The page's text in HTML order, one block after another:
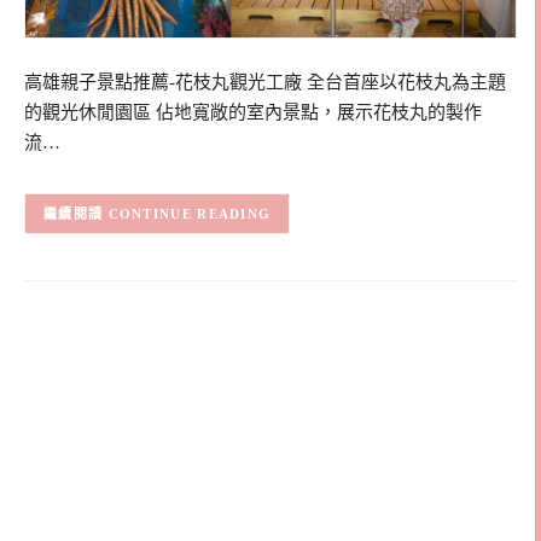
高雄親子景點推薦-花枝丸觀光工廠 全台首座以花枝丸為主題
的觀光休閒園區 佔地寬敞的室內景點，展示花枝丸的製作
流…
CONTINUE READING